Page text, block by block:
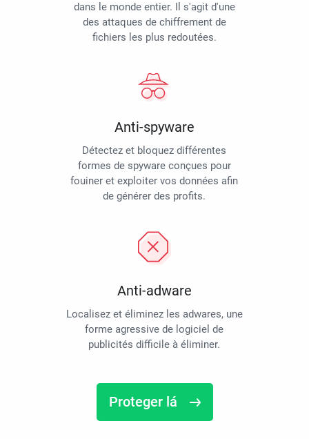
dans le monde entier. Il s'agit d'une
des attaques de chiffrement de
fichiers les plus redoutées.
Anti-spyware
Détectez et bloquez différentes
formes de spyware conçues pour
fouiner et exploiter vos données afin
de générer des profits.
Anti-adware
Localisez et éliminez les adwares, une
forme agressive de logiciel de
publicités difficile à éliminer.
Proteger lá